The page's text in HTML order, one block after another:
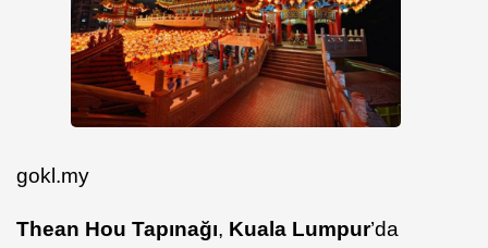
gokl.my
Thean Hou Tapınağı, Kuala Lumpur’da